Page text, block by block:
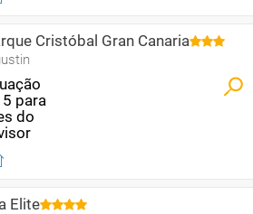
Cristóbal Gran Canaria
Elite